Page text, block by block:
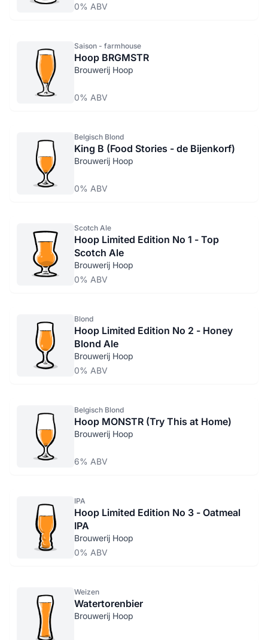
0% ABV
Saison - farmhouse
Hoop BRGMSTR
Brouwerij Hoop
0% ABV
Belgisch Blond
King B (Food Stories - de Bijenkorf)
Brouwerij Hoop
0% ABV
Scotch Ale
Hoop Limited Edition No 1 - Top
Scotch Ale
Brouwerij Hoop
0% ABV
Blond
Hoop Limited Edition No 2 - Honey
Blond Ale
Brouwerij Hoop
0% ABV
Belgisch Blond
Hoop MONSTR (Try This at Home)
Brouwerij Hoop
6% ABV
IPA
Hoop Limited Edition No 3 - Oatmeal
IPA
Brouwerij Hoop
0% ABV
Weizen
Watertorenbier
Brouwerij Hoop